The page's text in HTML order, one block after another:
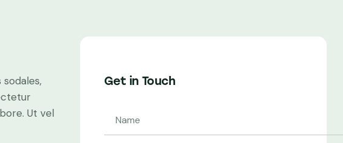
Ut vel
Get in Touch